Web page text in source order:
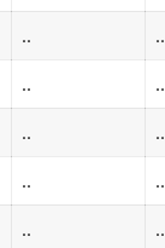
.. ..
.. ..
.. ..
.. ..
.. ..